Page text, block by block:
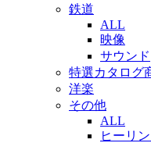
鉄道
ALL
映像
サウンド
特選カタログ
洋楽
その他
ALL
ヒーリ